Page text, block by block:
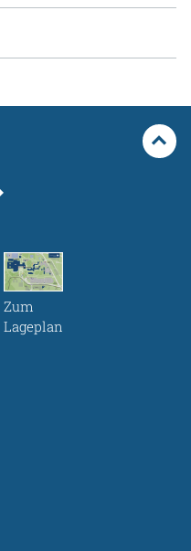
Zum
Lageplan